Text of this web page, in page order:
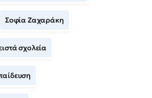
Σοφία Ζαχαράκη
σχολεία